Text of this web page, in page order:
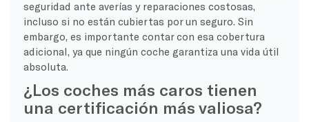
seguridad ante averías y reparaciones costosas,
incluso si no están cubiertas por un seguro. Sin
embargo, es importante contar con esa cobertura
adicional, ya que ningún coche garantiza una vida útil
absoluta.
¿Los coches más caros tienen
una certificación más valiosa?